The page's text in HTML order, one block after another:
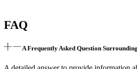
FAQ
A Frequently Asked Question